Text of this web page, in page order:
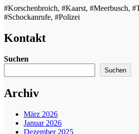
#Korschenbroich, #Kaarst, #Meerbusch, #Trickbetrüger,
#Schockanrufe, #Polizei
Kontakt
Suchen
Suchen
Archiv
März 2026
Januar 2026
Dezember 2025